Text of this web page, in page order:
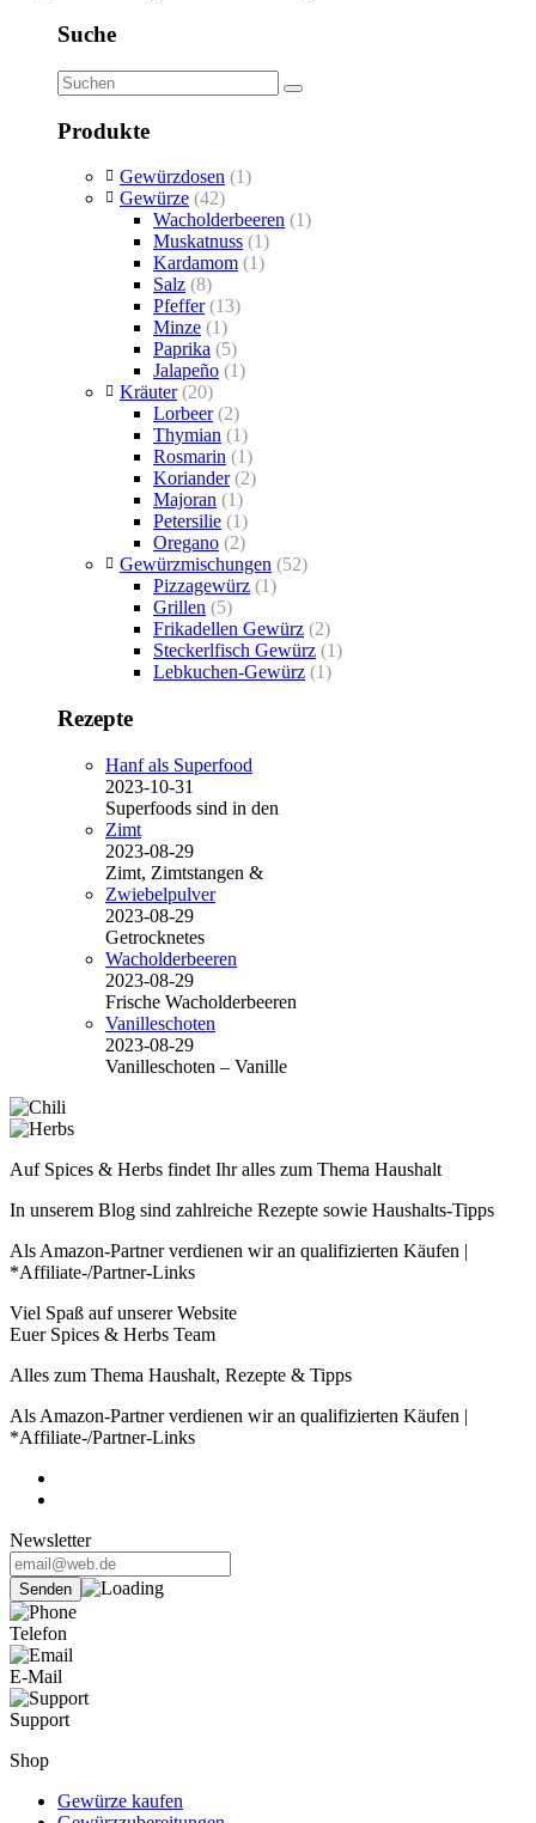
Suche
Produkte
Gewürzdosen (1)
Gewürze (42)
Wacholderbeeren (1)
Muskatnuss (1)
Kardamom (1)
Salz (8)
Pfeffer (13)
Minze (1)
Paprika (5)
Jalapeño (1)
Kräuter (20)
Lorbeer (2)
Thymian (1)
Rosmarin (1)
Koriander (2)
Majoran (1)
Petersilie (1)
Oregano (2)
Gewürzmischungen (52)
Pizzagewürz (1)
Grillen (5)
Frikadellen Gewürz (2)
Steckerlfisch Gewürz (1)
Lebkuchen-Gewürz (1)
Rezepte
Hanf als Superfood
2023-10-31
Superfoods sind in den
Zimt
2023-08-29
Zimt, Zimtstangen &
Zwiebelpulver
2023-08-29
Getrocknetes
Wacholderbeeren
2023-08-29
Frische Wacholderbeeren
Vanilleschoten
2023-08-29
Vanilleschoten – Vanille
Auf Spices & Herbs findet Ihr alles zum Thema Haushalt
In unserem Blog sind zahlreiche Rezepte sowie Haushalts-Tipps
Als Amazon-Partner verdienen wir an qualifizierten Käufen |
*Affiliate-/Partner-Links
Viel Spaß auf unserer Website
Euer Spices & Herbs Team
Alles zum Thema Haushalt, Rezepte & Tipps
Als Amazon-Partner verdienen wir an qualifizierten Käufen |
*Affiliate-/Partner-Links
Newsletter
Telefon
E-Mail
Support
Shop
Gewürze kaufen